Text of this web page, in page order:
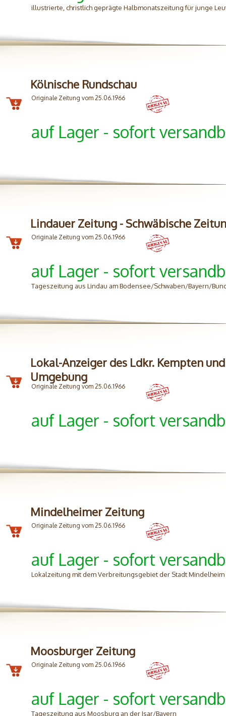
illustrierte, christlich geprägte Halbmonatszeitung für junge
Kölnische Rundschau
Originale Zeitung vom 25.06.1966
auf Lager - sofort
Lindauer Zeitung - Schwäbische
Originale Zeitung vom 25.06.1966
auf Lager - sofort
Tageszeitung aus Lindau am Bodensee/Schwaben/Bayern/
Lokal-Anzeiger des Ldkr. Kempten und
Umgebung
Originale Zeitung vom 25.06.1966
auf Lager - sofort
Mindelheimer Zeitung
Originale Zeitung vom 25.06.1966
auf Lager - sofort
Lokalzeitung mit dem Verbreitungsgebiet der Stadt
Moosburger Zeitung
Originale Zeitung vom 25.06.1966
auf Lager - sofort
Tageszeitung aus Moosburg an der Isar/Bayern